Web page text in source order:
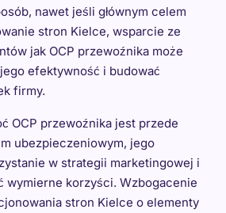
nawet jeśli głównym celem
stron Kielce, wsparcie ze
jak OCP przewoźnika może
efektywność i budować
firmy.
OCP przewoźnika jest przede
ubezpieczeniowym, jego
w strategii marketingowej i
wymierne korzyści. Wzbogacenie
stron Kielce o elementy